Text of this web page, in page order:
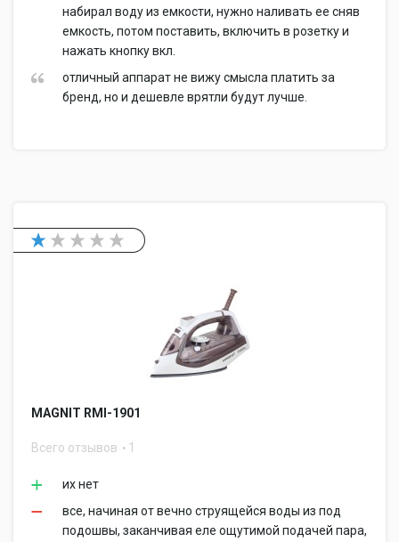
набирал воду из емкости, нужно наливать ее сняв
емкость, потом поставить, включить в розетку и
нажать кнопку вкл.
отличный аппарат не вижу смысла платить за
бренд, но и дешевле врятли будут лучше.
MAGNIT RMI-1901
Всего отзывов 1
их нет
все, начиная от вечно струящейся воды из под
подошвы, заканчивая еле ощутимой подачей пара,